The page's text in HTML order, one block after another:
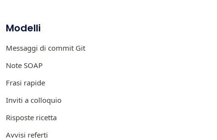
Modelli
Messaggi di commit Git
Note SOAP
Frasi rapide
Inviti a colloquio
Risposte ricetta
Avvisi referti